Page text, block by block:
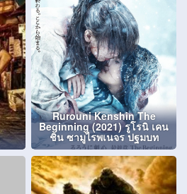
Rurouni Kenshin The
Beginning (2021) รูโรนิ เคน
ชิน ซามูไรพเนจร ปฐมบท